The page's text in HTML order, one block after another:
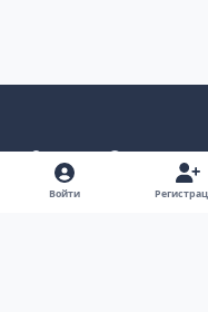
Светлый режим
Темный режим
Как в системе
Войти